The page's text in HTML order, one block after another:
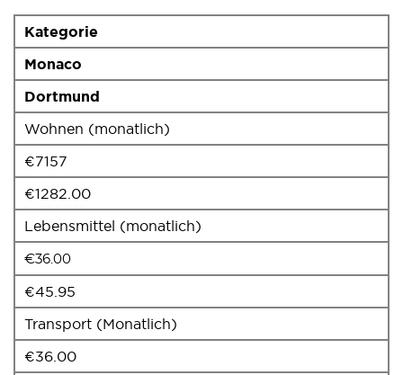
Kategorie
Monaco
Dortmund
Wohnen (monatlich)
€7157
€1282.00
Lebensmittel (monatlich)
€36.00
€45.95
Transport (Monatlich)
€36.00